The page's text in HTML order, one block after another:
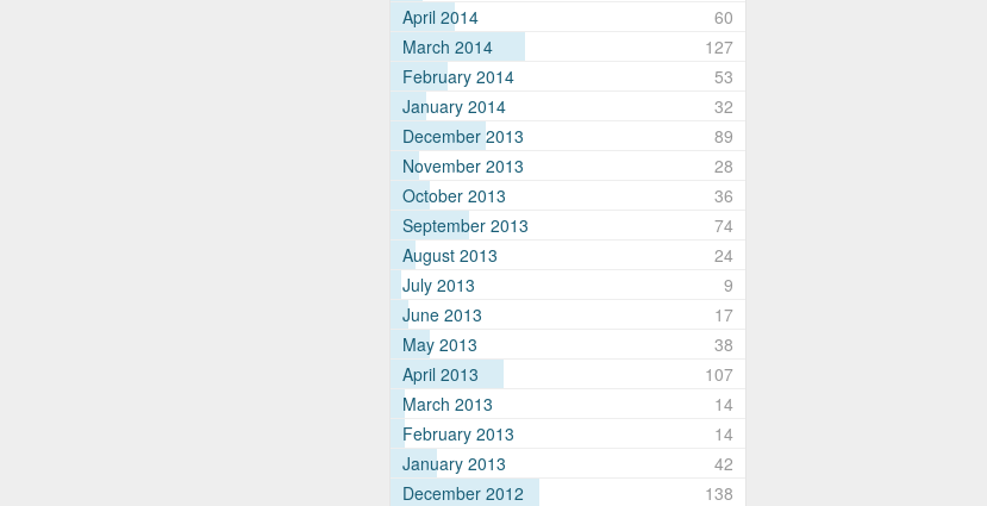
April 2014
60
March 2014
127
February 2014
53
January 2014
32
December 2013
89
November 2013
28
October 2013
36
September 2013
74
August 2013
24
July 2013
9
June 2013
17
May 2013
38
April 2013
107
March 2013
14
February 2013
14
January 2013
42
December 2012
138